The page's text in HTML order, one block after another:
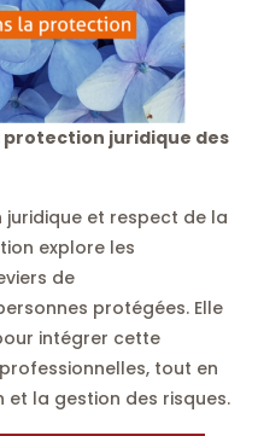
protection juridique des
et respect de la
explore les
de
protégées. Elle
intégrer cette
tout en
et la gestion des risques.